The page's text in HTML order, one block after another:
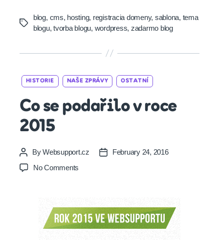
Tags
blog, cms, hosting, registracia domeny, sablona, tema
blogu,tvorba blogu, wordpress, zadarmo blog
Categories
HISTORIE NAŠE ZPRÁVY OSTATNÍ
Co se podařilo v roce
2015
Post
author
ByWebsupport.cz
PostFebruary 24, 2016
No Comments
v roce
2015